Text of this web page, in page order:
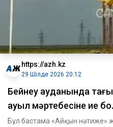
https://azh.kz
29 Шілде 2026 20:12
Бейнеу ауданында
ауыл мәртебесіне ие
Бұл бастама «Айқын нәтиже»